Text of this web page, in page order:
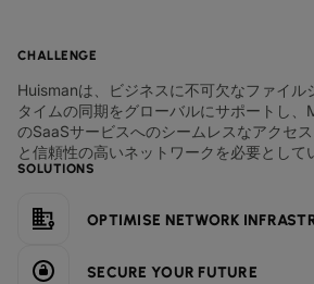
docs データシート
handshake パートナー
storefront リテール(小売)
monitor キャピタル・マーケット
3p 通信
forklift 製造業
pill 製薬
storefront リテール(小売)
delivery_truck_speed 運輸・物流
AAS (オンデマンドサービス)
WANサービス​
IP VPN
network_check ネットワークステータス
CHALLENGE
Huismanは、ビジネスに不可欠なファイル
タイムの同期をグローバルにサポートし
のSaaSサービスへのシームレスなアクセ
と信頼性の高いネットワークを必要として
SOLUTIONS
OPTIMISE NETWORK
SECURE YOUR FUTURE